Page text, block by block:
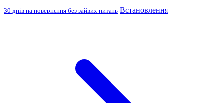
30 днів на повернення без зайвих питань Встановлення